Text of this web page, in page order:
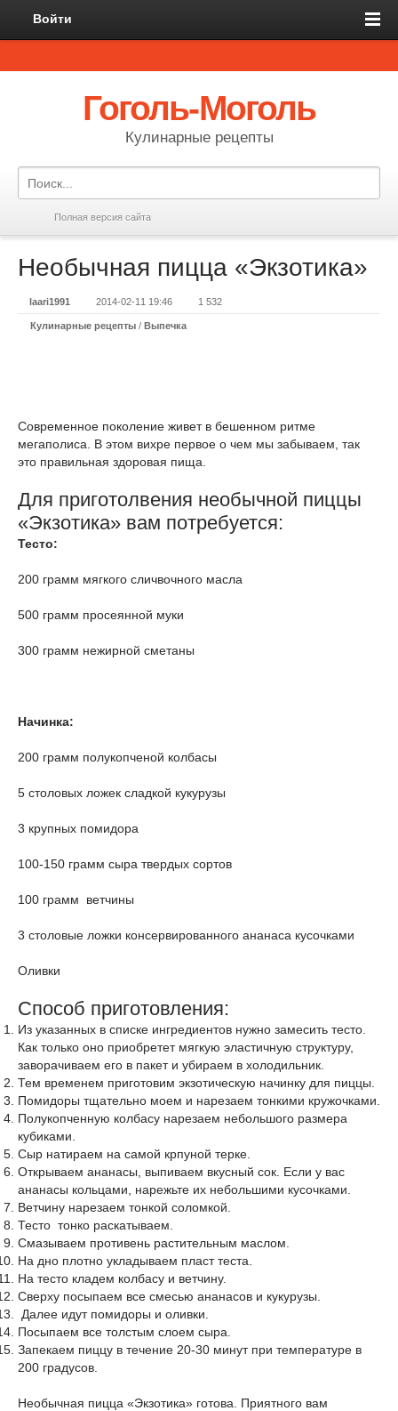
Войти
Гоголь-Моголь
Кулинарные рецепты
Полная версия сайта
Необычная пицца «Экзотика»
laari1991 2014-02-11 19:46 1 532
Кулинарные рецепты / Выпечка
Современное поколение живет в бешенном ритме
мегаполиса. В этом вихре первое о чем мы забываем, так
это правильная здоровая пища.
Для приготолвения необычной пиццы
«Экзотика» вам потребуется:
Тесто:
200 грамм мягкого сличвочного масла
500 грамм просеянной муки
300 грамм нежирной сметаны
Начинка:
200 грамм полукопченой колбасы
5 столовых ложек сладкой кукурузы
3 крупных помидора
100-150 грамм сыра твердых сортов
100 грамм ветчины
3 столовые ложки консервированного ананаса кусочками
Оливки
Способ приготовления:
Из указанных в списке ингредиентов нужно замесить тесто.
Как только оно приобретет мягкую эластичную структуру,
заворачиваем его в пакет и убираем в холодильник.
Тем временем приготовим экзотическую начинку для пиццы.
Помидоры тщательно моем и нарезаем тонкими кружочками.
Полукопченную колбасу нарезаем небольшого размера
кубиками.
Сыр натираем на самой крпуной терке.
Открываем ананасы, выпиваем вкусный сок. Если у вас
ананасы кольцами, нарежьте их небольшими кусочками.
Ветчину нарезаем тонкой соломкой.
Тесто тонко раскатываем.
Смазываем противень растительным маслом.
На дно плотно укладываем пласт теста.
На тесто кладем колбасу и ветчину.
Сверху посыпаем все смесью ананасов и кукурузы.
Далее идут помидоры и оливки.
Посыпаем все толстым слоем сыра.
Запекаем пиццу в течение 20-30 минут при температуре в
200 градусов.
Необычная пицца «Экзотика» готова. Приятного вам